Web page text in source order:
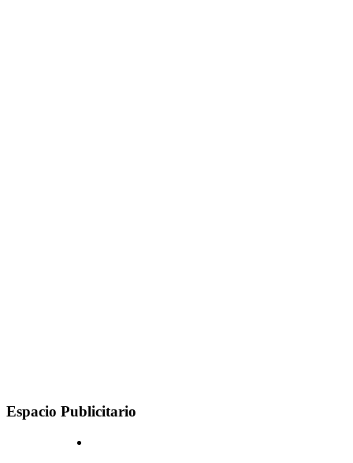
Espacio Publicitario